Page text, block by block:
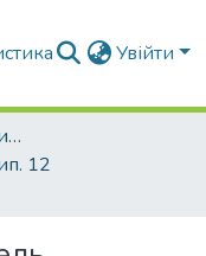
Увійти
Вибрані статті з наукових збірників КНУБА
12